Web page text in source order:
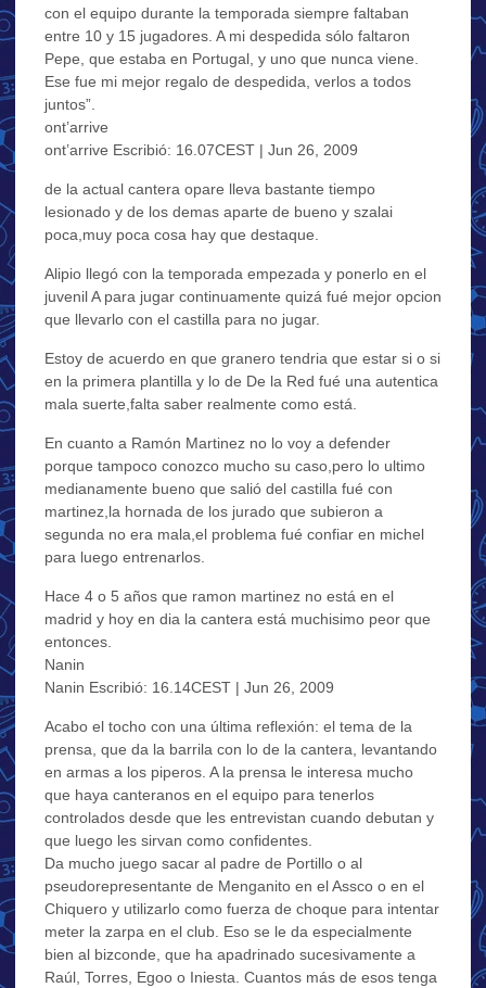
con el equipo durante la temporada siempre faltaban
entre 10 y 15 jugadores. A mi despedida sólo faltaron
Pepe, que estaba en Portugal, y uno que nunca viene.
Ese fue mi mejor regalo de despedida, verlos a todos
juntos”.
ont’arrive
ont’arrive Escribió: 16.07CEST | Jun 26, 2009
de la actual cantera opare lleva bastante tiempo
lesionado y de los demas aparte de bueno y szalai
poca,muy poca cosa hay que destaque.
Alipio llegó con la temporada empezada y ponerlo en el
juvenil A para jugar continuamente quizá fué mejor opcion
que llevarlo con el castilla para no jugar.
Estoy de acuerdo en que granero tendria que estar si o si
en la primera plantilla y lo de De la Red fué una autentica
mala suerte,falta saber realmente como está.
En cuanto a Ramón Martinez no lo voy a defender
porque tampoco conozco mucho su caso,pero lo ultimo
medianamente bueno que salió del castilla fué con
martinez,la hornada de los jurado que subieron a
segunda no era mala,el problema fué confiar en michel
para luego entrenarlos.
Hace 4 o 5 años que ramon martinez no está en el
madrid y hoy en dia la cantera está muchisimo peor que
entonces.
Nanin
Nanin Escribió: 16.14CEST | Jun 26, 2009
Acabo el tocho con una última reflexión: el tema de la
prensa, que da la barrila con lo de la cantera, levantando
en armas a los piperos. A la prensa le interesa mucho
que haya canteranos en el equipo para tenerlos
controlados desde que les entrevistan cuando debutan y
que luego les sirvan como confidentes.
Da mucho juego sacar al padre de Portillo o al
pseudorepresentante de Menganito en el Assco o en el
Chiquero y utilizarlo como fuerza de choque para intentar
meter la zarpa en el club. Eso se le da especialmente
bien al bizconde, que ha apadrinado sucesivamente a
Raúl, Torres, Egoo o Iniesta. Cuantos más de esos tenga